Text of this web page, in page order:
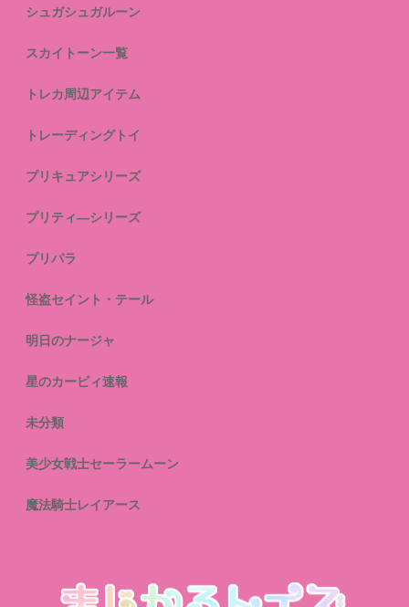
シュガシュガルーン
スカイトーン一覧
トレカ周辺アイテム
トレーディングトイ
プリキュアシリーズ
プリティ―シリーズ
プリパラ
怪盗セイント・テール
明日のナージャ
星のカービィ速報
未分類
美少女戦士セーラームーン
魔法騎士レイアース